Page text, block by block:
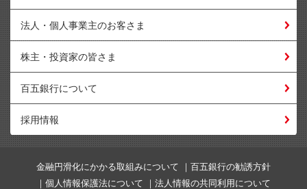
法人・個人事業主のお客さま
株主・投資家の皆さま
百五銀行について
採用情報
金融円滑化にかかる取組みについて
百五銀行の勧誘方針
個人情報保護法について
法人情報の共同利用について